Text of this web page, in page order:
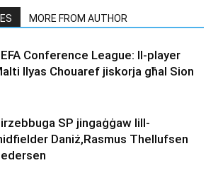
MORE FROM AUTHOR
Conference League: Il-player
Ilyas Chouaref jiskorja għal Sion
SP jingaġġaw lill-
Daniż,Rasmus Thellufsen